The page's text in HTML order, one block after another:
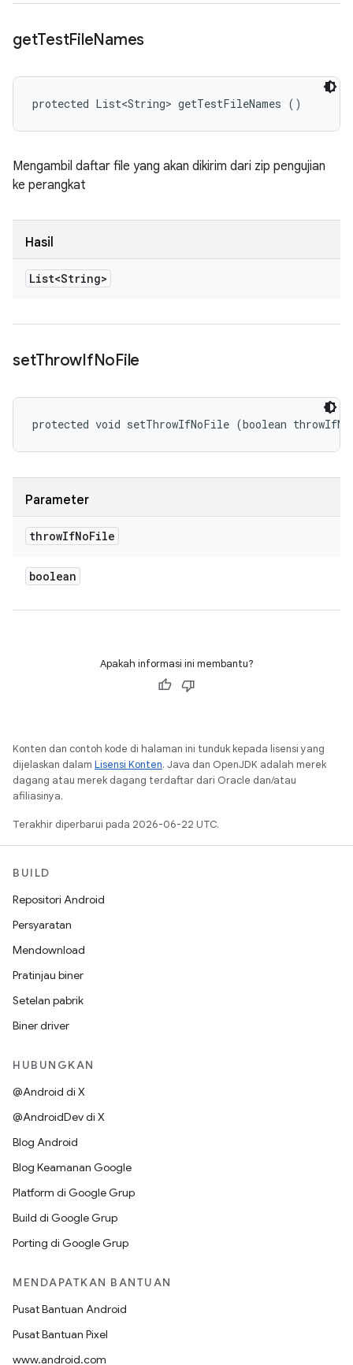
getTestFileNames
protected List<String> getTestFileNames ()
Mengambil daftar file yang akan dikirim dari zip pengujian
ke perangkat
Hasil
List<String>
setThrowIfNoFile
protected void setThrowIfNoFile (boolean
Parameter
throwIfNoFile
boolean
Apakah informasi ini membantu?
Konten dan contoh kode di halaman ini tunduk kepada lisensi yang
dijelaskan dalam Lisensi Konten. Java dan OpenJDK adalah merek
dagang atau merek dagang terdaftar dari Oracle dan/atau
afiliasinya.
Terakhir diperbarui pada 2026-06-22 UTC.
BUILD
Repositori Android
Persyaratan
Mendownload
Pratinjau biner
Setelan pabrik
Biner driver
HUBUNGKAN
@Android di X
@AndroidDev di X
Blog Android
Blog Keamanan Google
Platform di Google Grup
Build di Google Grup
Porting di Google Grup
MENDAPATKAN BANTUAN
Pusat Bantuan Android
Pusat Bantuan Pixel
www.android.com